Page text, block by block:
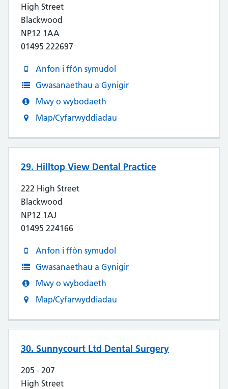
High Street
Blackwood
NP12 1AA
01495 222697
Anfon i ffôn symudol
Gwasanaethau a Gynigir
Mwy o wybodaeth
Map/Cyfarwyddiadau
29. Hilltop View Dental Practice
222 High Street
Blackwood
NP12 1AJ
01495 224166
Anfon i ffôn symudol
Gwasanaethau a Gynigir
Mwy o wybodaeth
Map/Cyfarwyddiadau
30. Sunnycourt Ltd Dental Surgery
205 - 207
High Street